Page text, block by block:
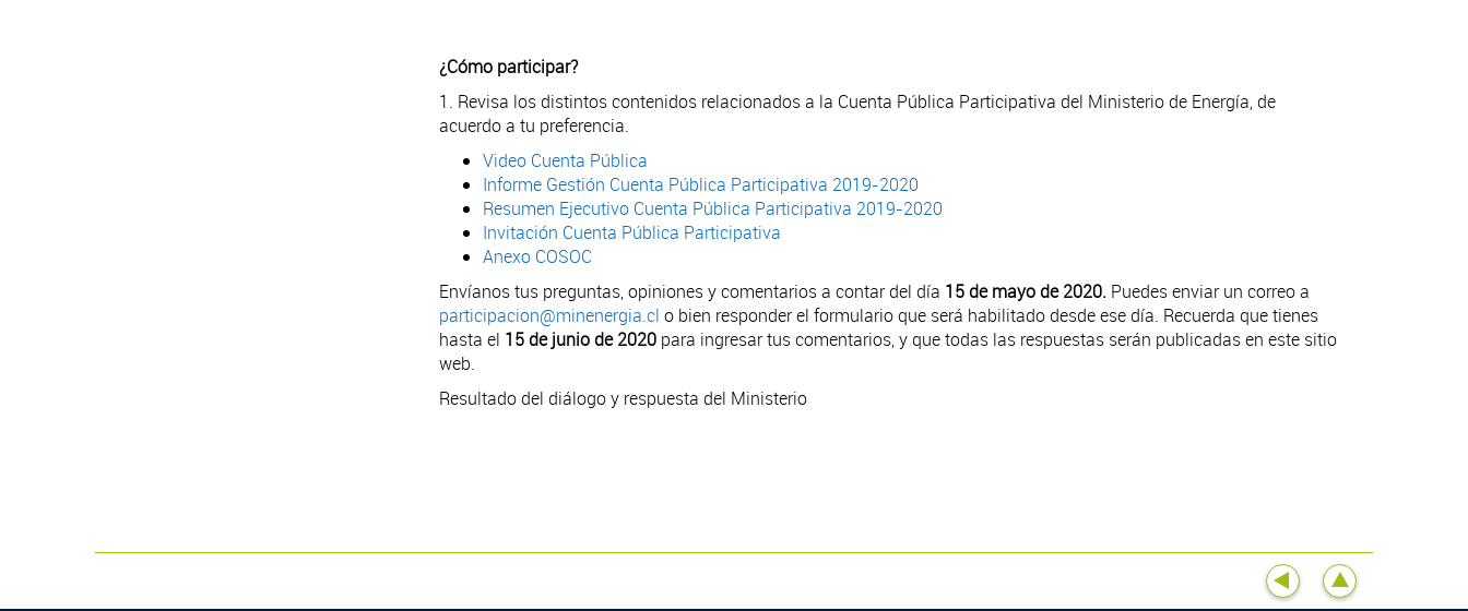
¿Cómo participar?
1. Revisa los distintos contenidos relacionados a la Cuenta Pública Participativa del Ministerio de Energía, de
acuerdo a tu preferencia.
Video Cuenta Pública
Informe Gestión Cuenta Pública Participativa 2019-2020
Resumen Ejecutivo Cuenta Pública Participativa 2019-2020
Invitación Cuenta Pública Participativa
Anexo COSOC
Envíanos tus preguntas, opiniones y comentarios a contar del día 15 de mayo de 2020. Puedes enviar un correo a
participacion@minenergia.cl o bien responder el formulario que será habilitado desde ese día. Recuerda que tienes
hasta el 15 de junio de 2020 para ingresar tus comentarios, y que todas las respuestas serán publicadas en este sitio
web.
Resultado del diálogo y respuesta del Ministerio